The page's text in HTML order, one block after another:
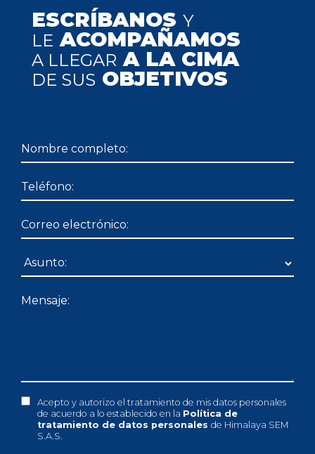
ESCRÍBANOS Y
LE ACOMPAÑAMOS
A LLEGAR A LA CIMA
DE SUS OBJETIVOS
Acepto y autorizo el tratamiento de mis datos personales
de acuerdo a lo establecido en la Política de
tratamiento de datos personales de Himalaya SEM
S.A.S.